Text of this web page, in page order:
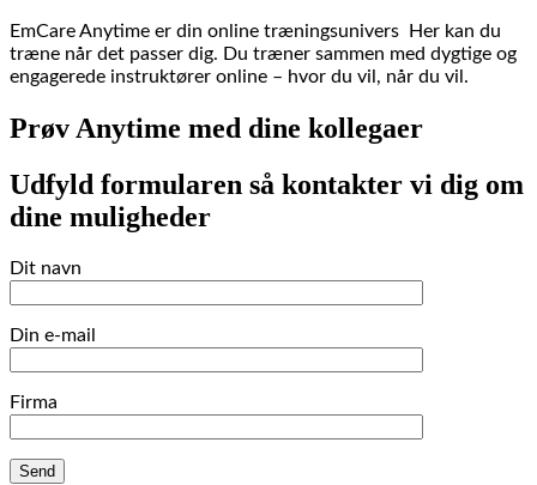
EmCare Anytime er din online træningsunivers Her kan du
træne når det passer dig. Du træner sammen med dygtige og
engagerede instruktører online – hvor du vil, når du vil.
Prøv Anytime med dine kollegaer
Udfyld formularen så kontakter vi dig om
dine muligheder
Dit navn
Din e-mail
Firma